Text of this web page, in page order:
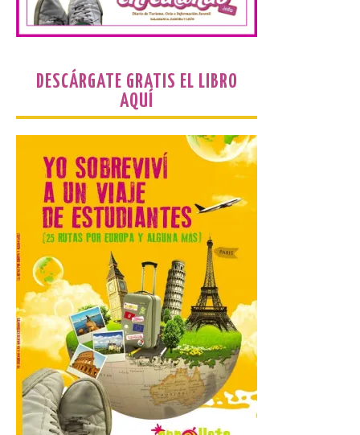
avance 2025-2026 con las
cifras actualizadas del curso escolar
recién finalizado. El Grado Básico crece
este domingo una nueva
edición del Día de León y
Astorga.
10 Ago 2026
El presidente de la
Diputación de León,
Gerardo Álvarez Courel, y
el vicepresidente Roberto
Aller han participado en el
acto institucional organizado con motivo
del Día de León. Organizada por la
Cámara de Comercio de Gijón, FIDMA es
una feria […]
CIUDEN acoge un nuevo
DESCÁRGATE GRATIS EL LIBRO
AQUÍ